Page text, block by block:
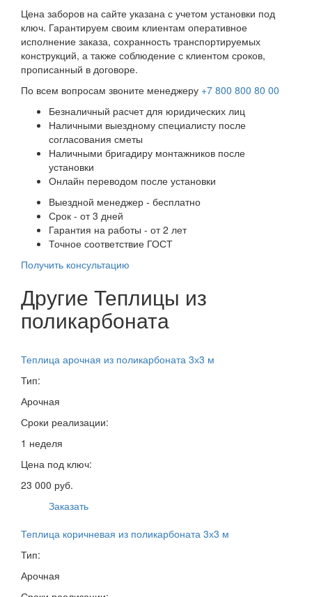
Цена заборов на сайте указана с учетом установки под
ключ. Гарантируем своим клиентам оперативное
исполнение заказа, сохранность транспортируемых
конструкций, а также соблюдение с клиентом сроков,
прописанный в договоре.
По всем вопросам звоните менеджеру +7 800 800 80 00
Безналичный расчет для юридических лиц
Наличными выездному специалисту после
согласования сметы
Наличными бригадиру монтажников после
установки
Онлайн переводом после установки
Выездной менеджер - бесплатно
Срок - от 3 дней
Гарантия на работы - от 2 лет
Точное соответствие ГОСТ
Получить консультацию
Другие Теплицы из
поликарбоната
Теплица арочная из поликарбоната 3х3 м
Тип:
Арочная
Сроки реализации:
1 неделя
Цена под ключ:
23 000 руб.
Заказать
Теплица коричневая из поликарбоната 3х3 м
Тип:
Арочная